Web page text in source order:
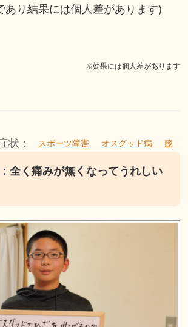
あり結果には個人差があります)
※効果には個人差があります
状： スポーツ障害 オスグッド病 膝
全く痛みが無くなってうれしい